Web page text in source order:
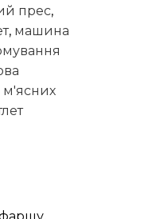
прес,
, машина